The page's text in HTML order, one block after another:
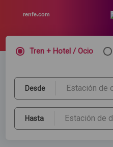
Tren + Hotel / Ocio
Desde
Hasta
renfe.com